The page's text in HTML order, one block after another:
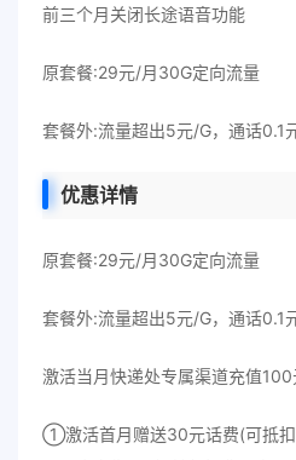
前三个月关闭长途语音功能
原套餐:29元/月30G定向流量
套餐外:流量超出5元/G，通话0.1
优惠详情
原套餐:29元/月30G定向流量
套餐外:流量超出5元/G，通话0.1
激活当月快递处专属渠道充值
①激活首月赠送30元话费(可抵